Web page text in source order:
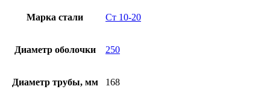
Марка стали Ст 10-20
Диаметр оболочки 250
Диаметр трубы, мм 168